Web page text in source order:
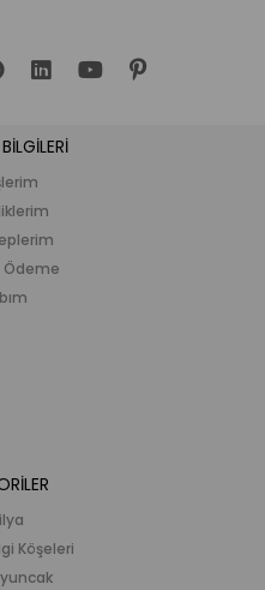
Ödeme
Köşeleri